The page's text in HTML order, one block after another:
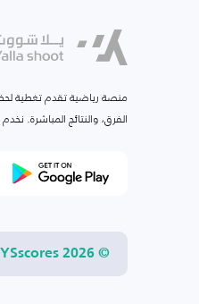
منصة رياضية تقدم تغطية
الفرق، والنتائج المباشرة.
© 2026 YSscores. جميع الحقوق محفوظة.